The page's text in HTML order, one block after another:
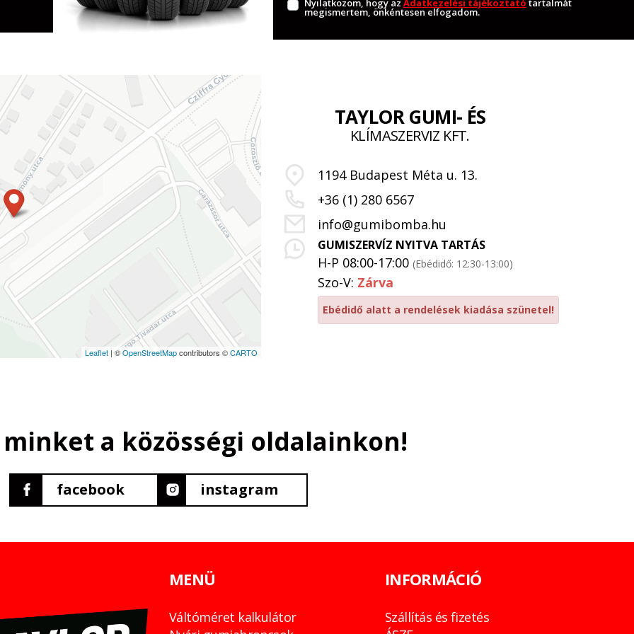
Nyilatkozom, hogy az Adatkezelési tájékoztató tartalmát
megismertem, önkéntesen elfogadom.
Leaflet | ©OpenStreetMapcontributors ©CARTO
TAYLOR GUMI- ÉS
KLÍMASZERVIZ KFT.
1194 Budapest Méta u. 13.
+36 (1) 280 6567
info@gumibomba.hu
GUMISZERVÍZ NYITVA TARTÁS
H-P 08:00-17:00 (Ebédidő: 12:30-13:00)
Szo-V: Zárva
Ebédidő alatt a rendelések kiadása szünetel!
minket a közösségi oldalainkon!
facebook instagram
MENÜ
Váltóméret kalkulátor
INFORMÁCIÓ
Szállítás és fizetés